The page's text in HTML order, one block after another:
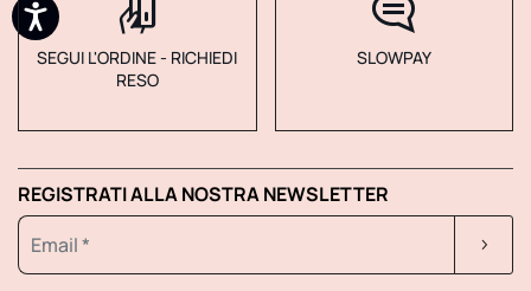
SEGUI L'ORDINE - RICHIEDI
RESO
SLOWPAY
REGISTRATI ALLA NOSTRA NEWSLETTER